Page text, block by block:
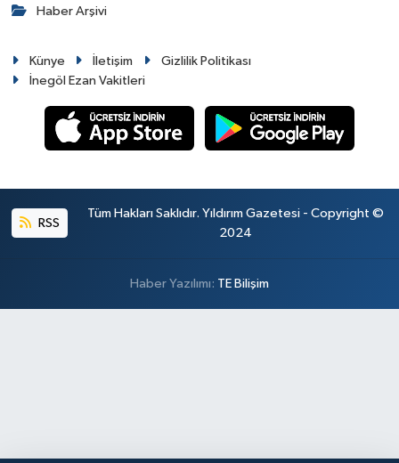
Haber Arşivi
Künye İletişim
Gizlilik Politikası
İnegöl Ezan Vakitleri
RSS
Tüm Hakları Saklıdır. Yıldırım Gazetesi - Copyright ©
2024
Haber Yazılımı: TE Bilişim